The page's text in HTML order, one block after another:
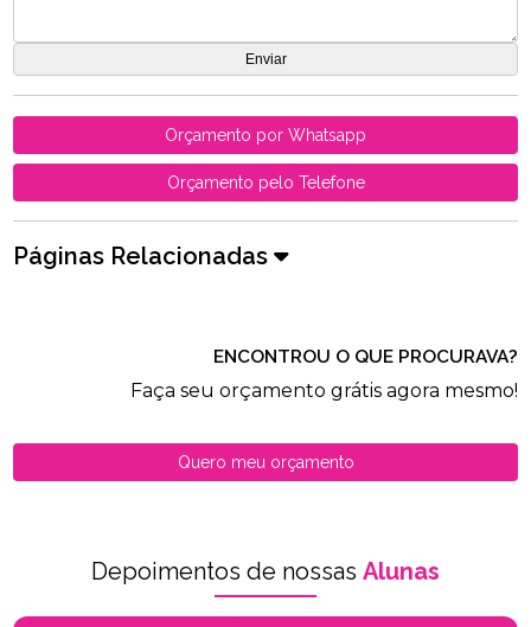
Orçamento por Whatsapp
Orçamento pelo Telefone
Páginas Relacionadas
ENCONTROU O QUE PROCURAVA?
Faça seu orçamento grátis agora mesmo!
Quero meu orçamento
Depoimentos de nossas Alunas